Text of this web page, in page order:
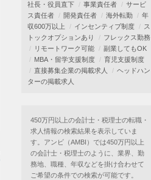
社長・役員直下
事業責任者
サービ
ス責任者
開発責任者 海外転勤
年
収600万以上
インセンティブ制度
ス
トックオプションあり
フレックス勤務
リモートワーク可能
副業してもOK
MBA・留学支援制度
育児支援制度
直接募集企業の掲載求人
ヘッドハン
ターの掲載求人
450万円以上の会計士・税理士の転職・
求人情報の検索結果を表示していま
す。アンビ（AMBI）では450万円以上
の会計士・税理士のように、業界、勤
務地、職種、年収などを掛け合わせて
ご希望の条件での検索が可能です。